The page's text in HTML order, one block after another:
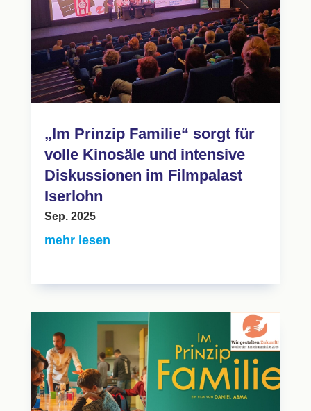
„Im Prinzip Familie“ sorgt für
volle Kinosäle und intensive
Diskussionen im Filmpalast
Iserlohn
Sep. 2025
mehr lesen